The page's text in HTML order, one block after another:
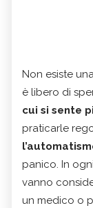
Non esiste
è libero di
cui si sente
praticarle
panico. In
vanno
un medico o